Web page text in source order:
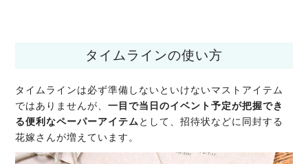
タイムラインの使い方
タイムラインは必ず準備しないといけないマストアイテム
ではありませんが、一目で当日のイベント予定が把握でき
る便利なペーパーアイテム として、招待状などに同封する
花嫁さんが増えています。